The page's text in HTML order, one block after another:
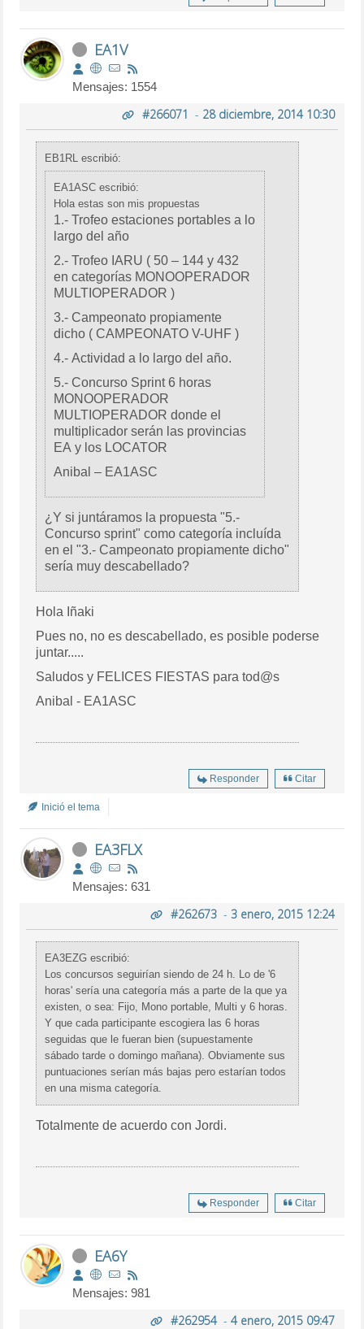
EA1V
Mensajes: 1554
#266071 - 28 diciembre, 2014 10:30
EB1RL escribió:
EA1ASC escribió:
Hola estas son mis propuestas
1.- Trofeo estaciones portables a lo
largo del año
2.- Trofeo IARU ( 50 – 144 y 432
en categorías MONOOPERADOR
MULTIOPERADOR )
3.- Campeonato propiamente
dicho ( CAMPEONATO V-UHF )
4.- Actividad a lo largo del año.
5.- Concurso Sprint 6 horas
MONOOPERADOR
MULTIOPERADOR donde el
multiplicador serán las provincias
EA y los LOCATOR
Anibal – EA1ASC
¿Y si juntáramos la propuesta "5.-
Concurso sprint" como categoría incluída
en el "3.- Campeonato propiamente dicho"
sería muy descabellado?
Hola Iñaki
Pues no, no es descabellado, es posible poderse
juntar.....
Saludos y FELICES FIESTAS para tod@s
Anibal - EA1ASC
Responder Citar
Inició el tema
EA3FLX
Mensajes: 631
#262673- 3 enero, 2015 12:24
EA3EZG escribió:
Los concursos seguirían siendo de 24 h. Lo de '6
horas' sería una categoría más a parte de la que ya
existen, o sea: Fijo, Mono portable, Multi y 6 horas.
Y que cada participante escogiera las 6 horas
seguidas que le fueran bien (supuestamente
sábado tarde o domingo mañana). Obviamente sus
puntuaciones serían más bajas pero estarían todos
en una misma categoría.
Totalmente de acuerdo con Jordi.
Responder Citar
EA6Y
Mensajes: 981
#262954- 4 enero, 2015 09:47